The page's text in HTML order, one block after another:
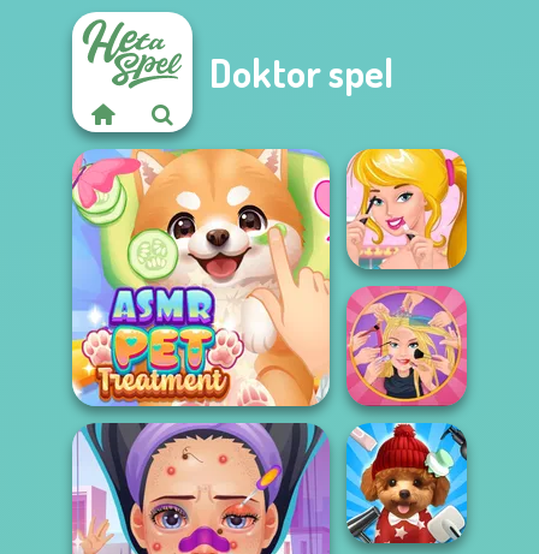
Doktor spel
ASMR Pet Treatment
Ellie's Morning
Routine
Extreme
Makeover